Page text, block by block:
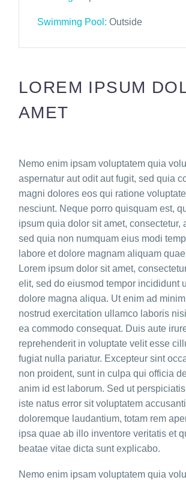
Swimming Pool: Outside
LOREM IPSUM
AMET
Nemo enim ipsam voluptatem quia
aspernatur aut odit aut fugit, sed quia
magni dolores eos qui ratione
nesciunt. Neque porro quisquam est,
ipsum quia dolor sit amet, consectetur,
sed quia non numquam eius modi
labore et dolore magnam aliquam
Lorem ipsum dolor sit amet,
elit, sed do eiusmod tempor incididunt
dolore magna aliqua. Ut enim ad
nostrud exercitation ullamco laboris
ea commodo consequat. Duis aute
reprehenderit in voluptate velit esse
fugiat nulla pariatur. Excepteur sint
non proident, sunt in culpa qui officia
anim id est laborum. Sed ut
iste natus error sit voluptatem
doloremque laudantium, totam rem
ipsa quae ab illo inventore veritatis et
beatae vitae dicta sunt explicabo.
Nemo enim ipsam voluptatem quia